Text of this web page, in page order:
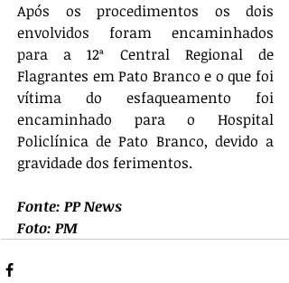
Após os procedimentos os dois
envolvidos foram encaminhados
para a 12ª Central Regional de
Flagrantes em Pato Branco e o que foi
vítima do esfaqueamento foi
encaminhado para o Hospital
Policlínica de Pato Branco, devido a
gravidade dos ferimentos.
Fonte: PP News
Foto: PM